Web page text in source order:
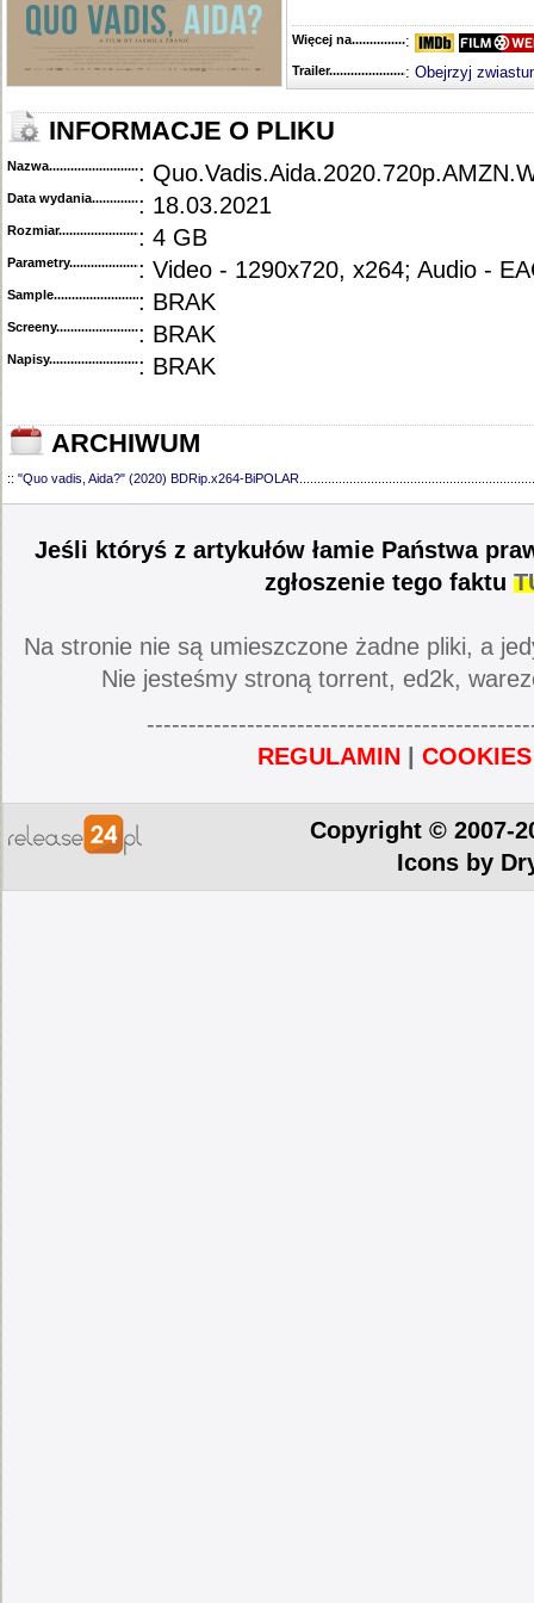
Więcej na........................................
:
Trailer...........................................
: Obejrzyj
INFORMACJE O PLIKU
Nazwa.............................................
:
Data wydania......................................
: 18.03.2021
Rozmiar...........................................
: 4 GB
Parametry.........................................: Video - 1290x720, x264; Audio -
Sample............................................
: BRAK
Screeny...........................................
: BRAK
Napisy............................................
: BRAK
ARCHIWUM
:: "Quo vadis, Aida?" (2020) BDRip.x264-BiPOLAR
Jeśli któryś z artykułów łamie Państwa
zgłoszenie tego faktu
Na stronie nie są umieszczone żadne pliki, a
Nie jesteśmy stroną torrent, ed2k,
REGULAMIN
COOKIES
Copyright © 2007-
Icons by